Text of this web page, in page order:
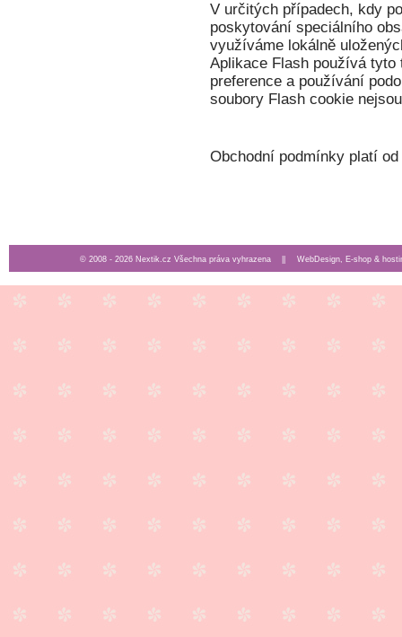
V určitých případech, kdy
poskytování speciálního
využíváme lokálně
Aplikace Flash používá tyto
preference a používání
soubory Flash cookie
Obchodní podmínky platí
© 2008 - 2026 Nextik.cz Všechna práva vyhrazena || WebDesign, E-shop &